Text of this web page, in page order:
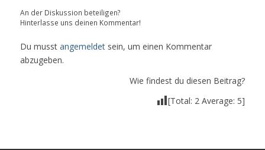
An der Diskussion beteiligen?
Hinterlasse uns deinen Kommentar!
Du musst angemeldetsein, um einen Kommentar
abzugeben.
Wie findest du diesen Beitrag?
[Total: 2 Average: 5]